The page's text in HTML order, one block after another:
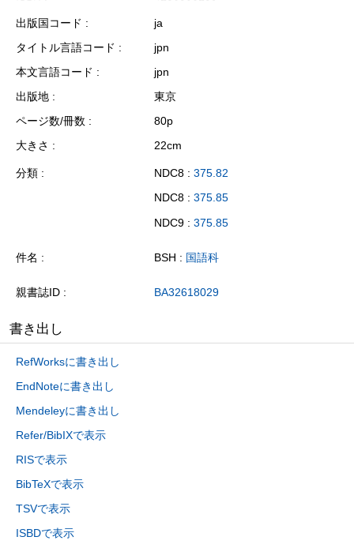
出版国コード
ja
タイトル言語コード
jpn
本文言語コード
jpn
出版地
東京
ページ数/冊数
80p
大きさ
22cm
分類 NDC8 : 375.82
NDC8 : 375.85
NDC9 : 375.85
件名 BSH : 国語科
親書誌ID BA32618029
書き出し
RefWorksに書き出し
EndNoteに書き出し
Mendeleyに書き出し
Refer/BibIXで表示
RISで表示
BibTeXで表示
TSVで表示
ISBDで表示